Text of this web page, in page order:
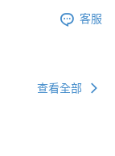
客服
查看全部